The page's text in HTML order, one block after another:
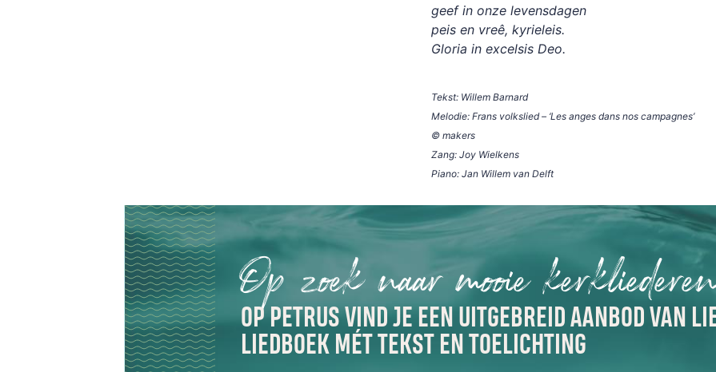
geef in onze levensdagen
peis en vreê, kyrieleis.
Gloria in excelsis Deo.
Tekst: Willem Barnard
Melodie: Frans volkslied – ‘Les anges dans nos campagnes’
© makers
Zang: Joy Wielkens
Piano: Jan Willem van Delft
Op zoek naar mooie
OP PETRUS VIND JE EEN UITGEBREID AANBOD VAN
LIEDBOEK MÉT TEKST EN TOELICHTING